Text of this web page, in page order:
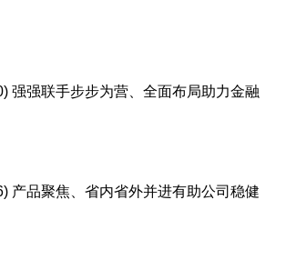
强强联手步步为营、全面布局助力金融
产品聚焦、省内省外并进有助公司稳健